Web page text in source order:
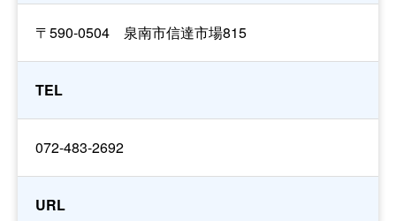
〒590-0504 泉南市信達市場815
TEL
072-483-2692
URL